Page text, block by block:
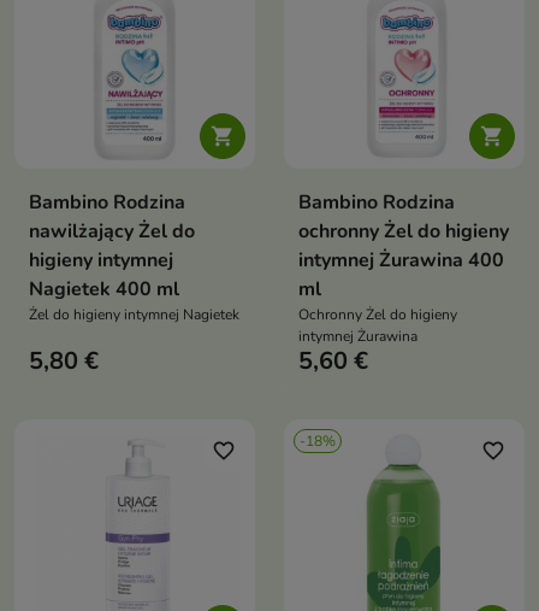

Bambino Rodzina
nawilżający Żel do
higieny intymnej
Nagietek 400 ml
Żel do higieny intymnej Nagietek
5,80 €

Bambino Rodzina
ochronny Żel do higieny
intymnej Żurawina 400
ml
Ochronny Żel do higieny
intymnej Żurawina
5,60 €
favorite_border -18% favorite_border